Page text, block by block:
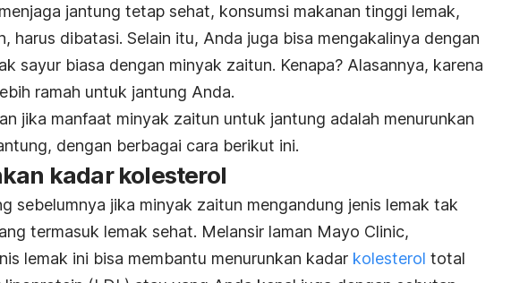
jantung tetap sehat, konsumsi makanan tinggi lemak,
harus dibatasi. Selain itu, Anda juga bisa mengakalinya dengan
sayur biasa dengan minyak zaitun. Kenapa? Alasannya, karena
ramah untuk jantung Anda.
jika manfaat minyak zaitun untuk jantung adalah menurunkan
dengan berbagai cara berikut ini.
kadar kolesterol
sebelumnya jika minyak zaitun mengandung jenis lemak tak
termasuk lemak sehat. Melansir laman Mayo Clinic,
lemak ini bisa membantu menurunkan kadar kolesterol total